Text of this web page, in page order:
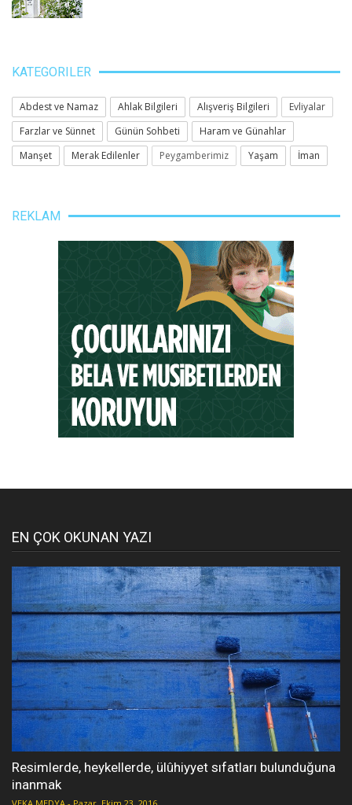
KATEGORILER
Abdest ve Namaz Ahlak Bilgileri Alışveriş Bilgileri
Evliyalar
Farzlar ve Sünnet
Günün Sohbeti
Haram ve Günahlar
Manşet
Merak Edilenler Peygamberimiz Yaşam İman
REKLAM
EN ÇOK OKUNAN YAZI
Resimlerde, heykellerde, ülûhiyyet sıfatları bulunduğuna
inanmak